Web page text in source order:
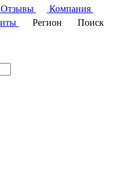
Отзывы
Компания
Регион
Поиск